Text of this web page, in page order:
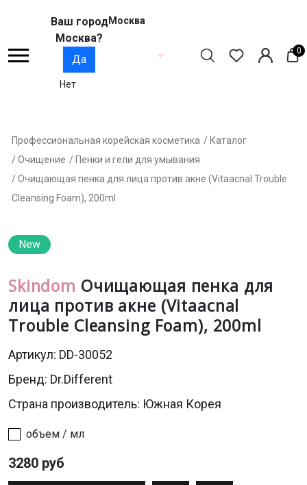
Ваш город
Москва?
Да
Нет
Москва
0
Профессиональная корейская косметика / Каталог
/ Очищение / Пенки и гели для умывания
/ Очищающая пенка для лица против акне (Vitaacnal Trouble
Cleansing Foam), 200ml
New
Skindom Очищающая пенка для
лица против акне (Vitaacnal
Trouble Cleansing Foam), 200ml
Артикул: DD-30052
Бренд: Dr.Different
Страна производитель: Южная Корея
объем / мл
3280 руб